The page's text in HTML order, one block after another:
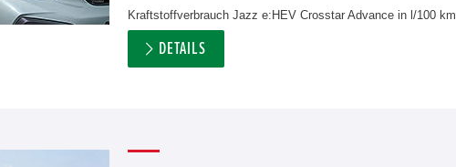
Kraftstoffverbrauch Jazz e:HEV Crosstar Advance in l/100
DETAILS